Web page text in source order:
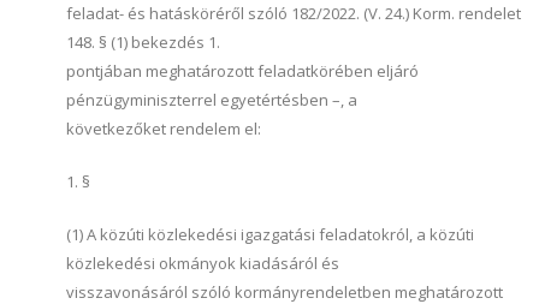
feladat- és hatásköréről szóló 182/2022. (V. 24.) Korm. rendelet
148. § (1) bekezdés 1.
pontjában meghatározott feladatkörében eljáró
pénzügyminiszterrel egyetértésben –, a
következőket rendelem el:
1. §
(1) A közúti közlekedési igazgatási feladatokról, a közúti
közlekedési okmányok kiadásáról és
visszavonásáról szóló kormányrendeletben meghatározott